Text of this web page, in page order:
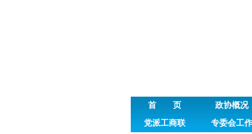
首 页 政协概况
党派工商联
专委会工作